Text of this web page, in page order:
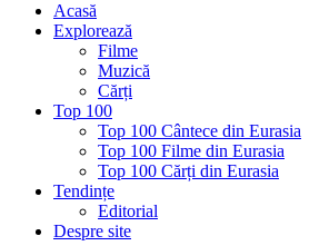
Acasă
Explorează
Filme
Muzică
Cărți
Top 100
Top 100 Cântece din Eurasia
Top 100 Filme din Eurasia
Top 100 Cărți din Eurasia
Tendințe
Editorial
Despre site